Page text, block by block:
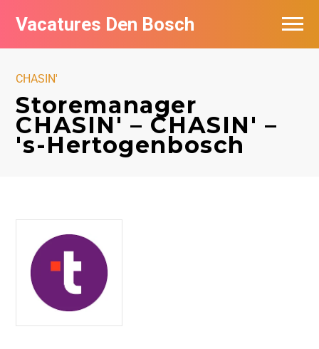
Vacatures Den Bosch
CHASIN'
Storemanager
CHASIN' – CHASIN' –
's-Hertogenbosch
Vacatures per bedrijf in Den Bosch